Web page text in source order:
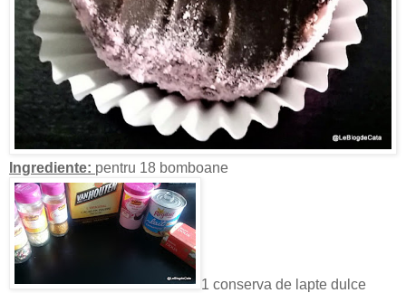
Ingrediente: pentru 18 bomboane
1 conserva de lapte dulce